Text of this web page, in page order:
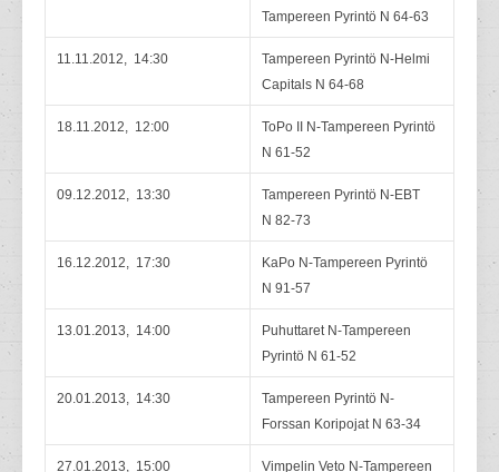
Tampereen Pyrintö N 64-63
11.11.2012, 14:30
Tampereen Pyrintö N-Helmi
Capitals N 64-68
18.11.2012, 12:00
ToPo II N-Tampereen Pyrintö
N 61-52
09.12.2012, 13:30
Tampereen Pyrintö N-EBT
N 82-73
16.12.2012, 17:30
KaPo N-Tampereen Pyrintö
N 91-57
13.01.2013, 14:00
Puhuttaret N-Tampereen
Pyrintö N 61-52
20.01.2013, 14:30
Tampereen Pyrintö N-
Forssan Koripojat N 63-34
27.01.2013, 15:00
Vimpelin Veto N-Tampereen